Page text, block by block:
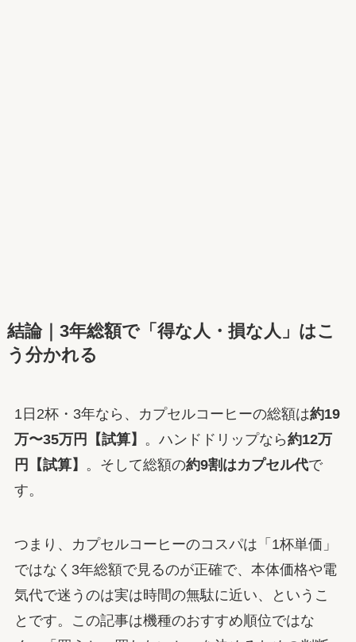
結論｜3年総額で「得な人・損な人」はこ
う分かれる
1日2杯・3年なら、カプセルコーヒーの総額は約19
万〜35万円【試算】 。ハンドドリップなら約12万
円【試算】 。そして総額の約9割はカプセル代で
す。
つまり、カプセルコーヒーのコスパは「1杯単価」
ではなく3年総額で見るのが正確で、本体価格や電
気代で迷うのは実は時間の無駄に近い、というこ
とです。この記事は機種のおすすめ順位ではな